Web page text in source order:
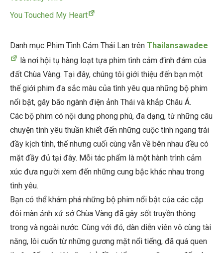
You Touched My Heart
Danh mục Phim Tình Cảm Thái Lan trên Thailansawadee
là nơi hội tụ hàng loạt tựa phim tình cảm đình đám của
đất Chùa Vàng. Tại đây, chúng tôi giới thiệu đến bạn một
thế giới phim đa sắc màu của tình yêu qua những bộ phim
nổi bật, gây bão ngành điện ảnh Thái và khắp Châu Á.
Các bộ phim có nội dung phong phú, đa dạng, từ những câu
chuyện tình yêu thuần khiết đến những cuộc tình ngang trái
đầy kịch tính, thế nhưng cuối cùng vẫn về bên nhau đều có
mặt đầy đủ tại đây. Mỗi tác phẩm là một hành trình cảm
xúc đưa người xem đến những cung bậc khác nhau trong
tình yêu.
Bạn có thể khám phá những bộ phim nổi bật của các cặp
đôi màn ảnh xứ sở Chùa Vàng đã gây sốt truyền thông
trong và ngoài nước. Cùng với đó, dàn diễn viên vô cùng tài
năng, lôi cuốn từ những gương mặt nổi tiếng, đã quá quen